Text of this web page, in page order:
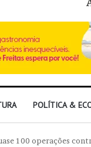
POLÍTICA &
100 operações